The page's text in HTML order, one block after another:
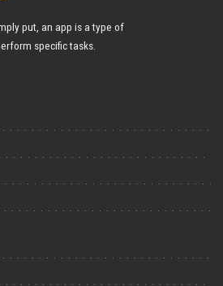
put, an app is a type of
specific tasks.